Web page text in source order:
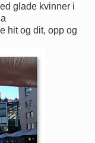
glade kvinner i
hit og dit, opp og